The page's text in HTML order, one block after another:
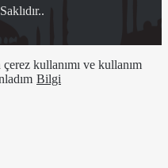
kullanımı ve kullanım
Bilgi